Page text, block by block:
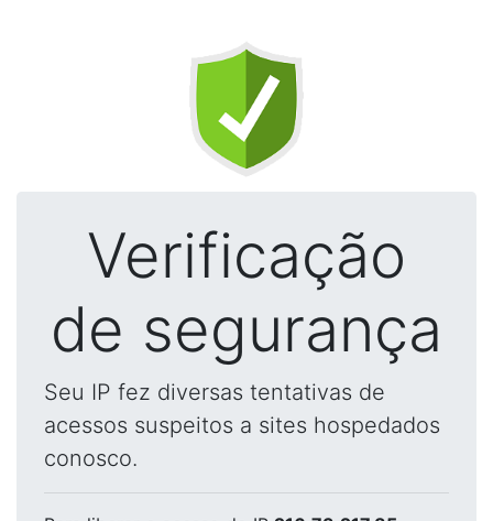
Verificação
de segurança
Seu IP fez diversas tentativas de
acessos suspeitos a sites hospedados
conosco.